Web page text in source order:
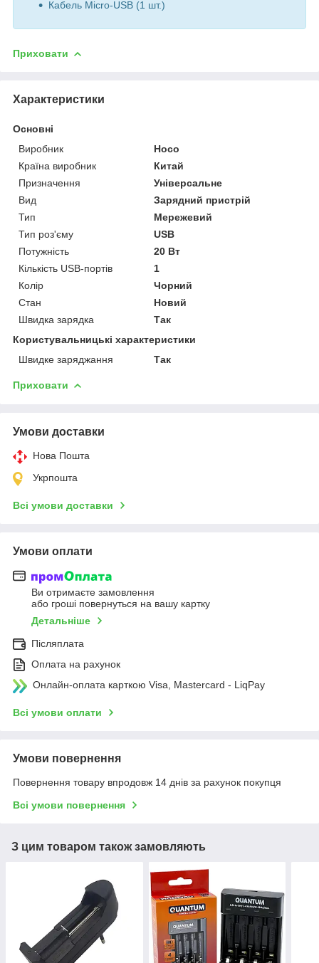
Кабель Micro-USB (1 шт.)
Приховати
Характеристики
Основні
Виробник
Hoco
Країна виробник
Китай
Призначення
Універсальне
Вид
Зарядний пристрій
Тип
Мережевий
Тип роз'єму
USB
Потужність
20 Вт
Кількість USB-портів
1
Колір
Чорний
Стан
Новий
Швидка зарядка
Так
Користувальницькі характеристики
Швидке заряджання
Так
Приховати
Умови доставки
Нова Пошта
Укрпошта
Всі умови доставки
Умови оплати
Ви отримаєте замовлення
або гроші повернуться на вашу картку
Детальніше
Післяплата
Оплата на рахунок
Онлайн-оплата карткою Visa, Mastercard - LiqPay
Всі умови оплати
Умови повернення
Повернення товару впродовж 14 днів за рахунок покупця
Всі умови повернення
З цим товаром також замовляють